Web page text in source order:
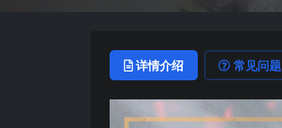
详情介绍 常见问题